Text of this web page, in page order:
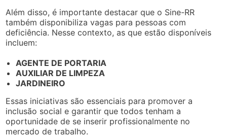
Além disso, é importante destacar que o Sine-RR
também disponibiliza vagas para pessoas com
deficiência. Nesse contexto, as que estão disponíveis
incluem:
AGENTE DE PORTARIA
AUXILIAR DE LIMPEZA
JARDINEIRO
Essas iniciativas são essenciais para promover a
inclusão social e garantir que todos tenham a
oportunidade de se inserir profissionalmente no
mercado de trabalho.